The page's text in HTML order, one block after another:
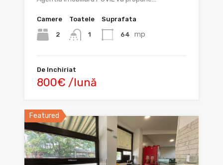
Camere
2
Toatele
1
Suprafata
64 mp
De Inchiriat
800€ /lună
Featured